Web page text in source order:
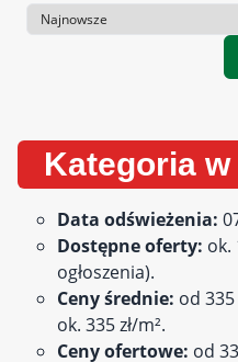
Sortowanie
Kategoria
Data odświeżenia:
Dostępne oferty: ok.
ogłoszenia).
Ceny średnie: od
ok. 335 zł/m².
Ceny ofertowe: od